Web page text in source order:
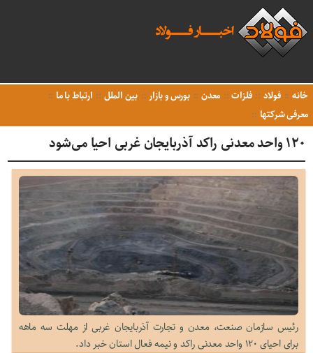
خانه فولاد فلزات معدن بورس و بازار بین الملل
ارتباط با ما
معرفی شرکتها
۱۲۰ واحد معدنی راکد آذربایجان غربی احیا می‌شود
رئیس سازمان صنعت، معدن و تجارت آذربایجان غربی از مهلت سه ماهه
برای احیای ۱۲۰ واحد معدنی راکد و نیمه فعال استان خبر داد.